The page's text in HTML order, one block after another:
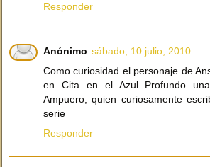
Responder
Anónimo sábado, 10 julio, 2010
Como curiosidad el personaje de
en Cita en el Azul Profundo
Ampuero, quien curiosamente
serie
Responder